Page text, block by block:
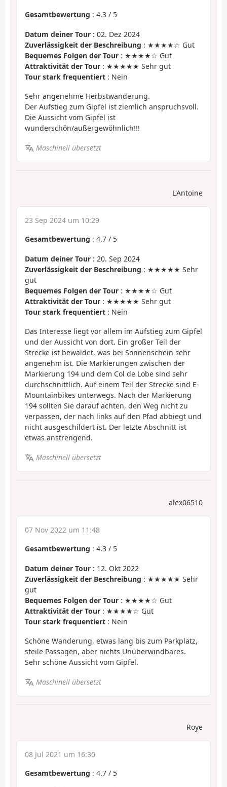
Gesamtbewertung : 4.3 / 5
Datum deiner Tour : 02. Dez 2024
Zuverlässigkeit der Beschreibung : ★★★★☆ Gut
Bequemes Folgen der Tour : ★★★★☆ Gut
Attraktivität der Tour : ★★★★★ Sehr gut
Tour stark frequentiert : Nein
Sehr angenehme Herbstwanderung.
Der Aufstieg zum Gipfel ist ziemlich anspruchsvoll.
Die Aussicht vom Gipfel ist
wunderschön/außergewöhnlich!!!
Maschinell übersetzt
L'Antoine
23 Sep 2024 um 10:29
Gesamtbewertung : 4.7 / 5
Datum deiner Tour : 20. Sep 2024
Zuverlässigkeit der Beschreibung : ★★★★★ Sehr
gut
Bequemes Folgen der Tour : ★★★★☆ Gut
Attraktivität der Tour : ★★★★★ Sehr gut
Tour stark frequentiert : Nein
Das Interesse liegt vor allem im Aufstieg zum Gipfel
und der Aussicht von dort. Ein großer Teil der
Strecke ist bewaldet, was bei Sonnenschein sehr
angenehm ist. Die Markierungen zwischen der
Markierung 194 und dem Col de Lobe sind sehr
durchschnittlich. Auf einem Teil der Strecke sind E-
Mountainbikes unterwegs. Nach der Markierung
194 sollten Sie darauf achten, den Weg nicht zu
verpassen, der nach links auf den Pfad abbiegt und
nicht ausgeschildert ist. Der letzte Abschnitt ist
etwas anstrengend.
Maschinell übersetzt
alex06510
07 Nov 2022 um 11:48
Gesamtbewertung : 4.3 / 5
Datum deiner Tour : 12. Okt 2022
Zuverlässigkeit der Beschreibung : ★★★★★ Sehr
gut
Bequemes Folgen der Tour : ★★★★☆ Gut
Attraktivität der Tour : ★★★★☆ Gut
Tour stark frequentiert : Nein
Schöne Wanderung, etwas lang bis zum Parkplatz,
steile Passagen, aber nichts Unüberwindbares.
Sehr schöne Aussicht vom Gipfel.
Maschinell übersetzt
Roye
08 Jul 2021 um 16:30
Gesamtbewertung : 4.7 / 5